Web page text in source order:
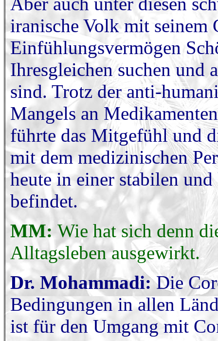
iranische Volk mit seinem
Einfühlungsvermögen
Ihresgleichen suchen und
sind. Trotz der anti-
Mangels an
führte das Mitgefühl und
mit dem medizinischen
heute in einer stabilen
befindet.
MM: Wie hat sich denn
Alltagsleben ausgewirkt.
Dr. Mohammadi:Die
Bedingungen in allen
ist für den Umgang mit